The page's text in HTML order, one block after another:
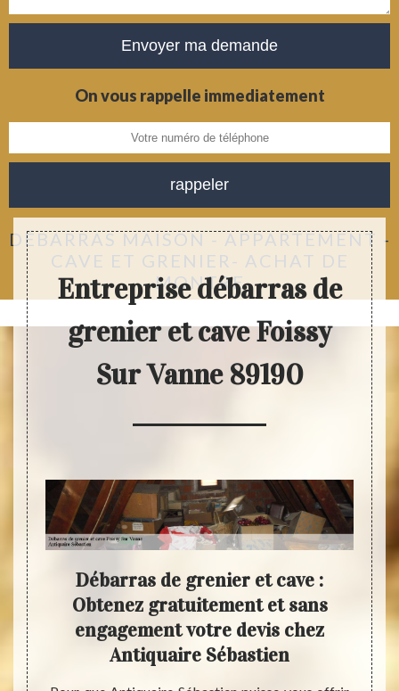
On vous rappelle immediatement
DÉBARRAS MAISON - APPARTEMENT -
CAVE ET GRENIER- ACHAT DE
MONTRE
Entreprise débarras de
grenier et cave Foissy
Sur Vanne 89190
Débarras de grenier et cave :
Obtenez gratuitement et sans
engagement votre devis chez
Antiquaire Sébastien